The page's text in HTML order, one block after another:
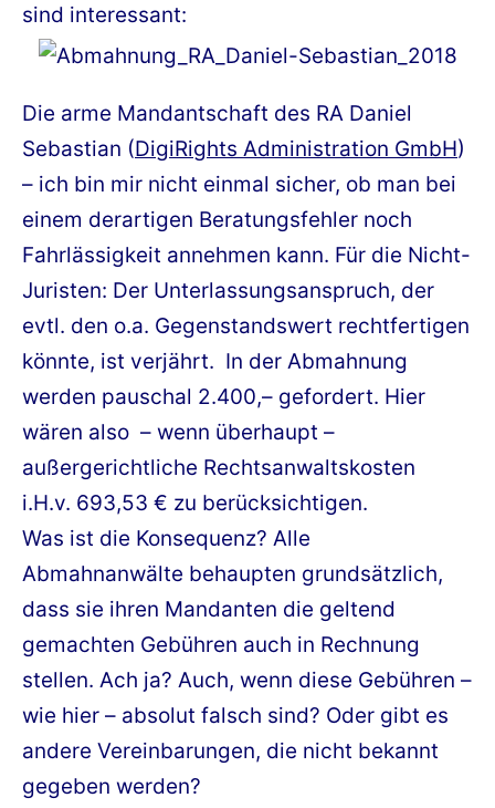
sind interessant:
Die arme Mandantschaft des RA Daniel
Sebastian (DigiRights Administration GmbH)
– ich bin mir nicht einmal sicher, ob man bei
einem derartigen Beratungsfehler noch
Fahrlässigkeit annehmen kann. Für die Nicht-
Juristen: Der Unterlassungsanspruch, der
evtl. den o.a. Gegenstandswert rechtfertigen
könnte, ist verjährt. In der Abmahnung
werden pauschal 2.400,– gefordert. Hier
wären also – wenn überhaupt –
außergerichtliche Rechtsanwaltskosten
i.H.v. 693,53 € zu berücksichtigen.
Was ist die Konsequenz? Alle
Abmahnanwälte behaupten grundsätzlich,
dass sie ihren Mandanten die geltend
gemachten Gebühren auch in Rechnung
stellen. Ach ja? Auch, wenn diese Gebühren –
wie hier – absolut falsch sind? Oder gibt es
andere Vereinbarungen, die nicht bekannt
gegeben werden?